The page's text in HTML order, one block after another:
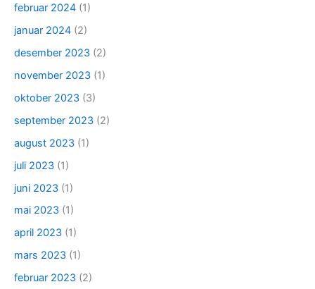
februar 2024 (1)
januar 2024 (2)
desember 2023 (2)
november 2023 (1)
oktober 2023 (3)
september 2023 (2)
august 2023 (1)
juli 2023 (1)
juni 2023 (1)
mai 2023 (1)
april 2023 (1)
mars 2023 (1)
februar 2023 (2)